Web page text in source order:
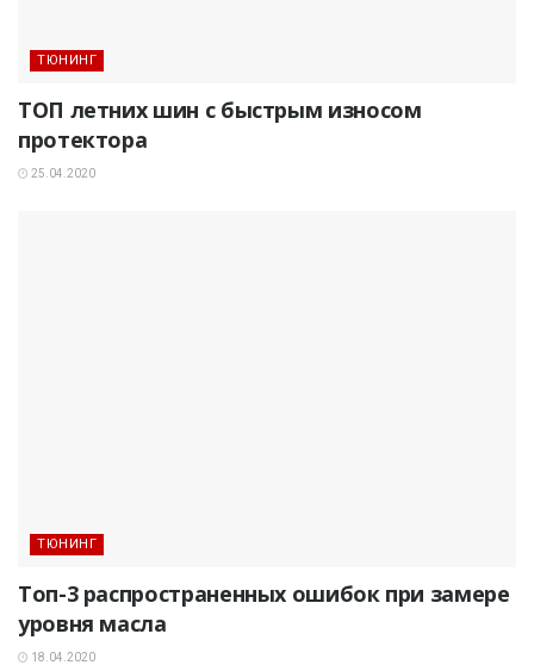
ТЮНИНГ
ТОП летних шин с быстрым износом
протектора
25.04.2020
ТЮНИНГ
Топ-3 распространенных ошибок при замере
уровня масла
18.04.2020